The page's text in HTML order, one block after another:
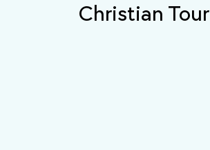
Christian Tour